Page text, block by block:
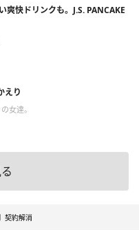
爽快ドリンクも。J.S. PANCAKE
えり
女達。
契約解消